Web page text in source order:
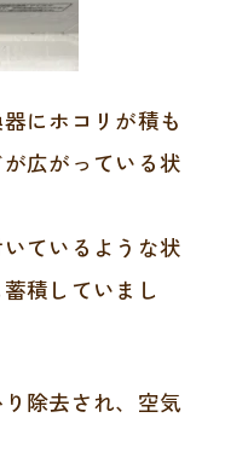
にホコリが積も
広がっている状
ているような状
積していまし
除去され、空気